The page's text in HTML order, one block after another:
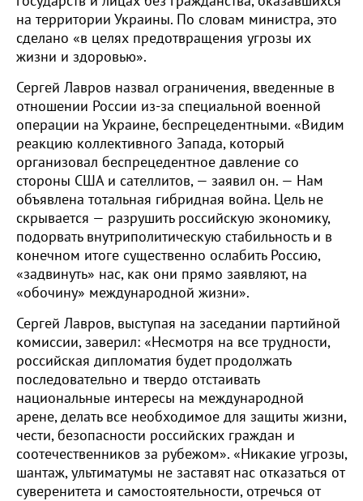
на территории Украины. По словам министра, это
сделано «в целях предотвращения угрозы их
жизни и здоровью».
Сергей Лавров назвал ограничения, введенные в
отношении России из-за специальной военной
операции на Украине, беспрецедентными. «Видим
реакцию коллективного Запада, который
организовал беспрецедентное давление со
стороны США и сателлитов, — заявил он. — Нам
объявлена тотальная гибридная война. Цель не
скрывается — разрушить российскую экономику,
подорвать внутриполитическую стабильность и в
конечном итоге существенно ослабить Россию,
«задвинуть» нас, как они прямо заявляют, на
«обочину» международной жизни».
Сергей Лавров, выступая на заседании партийной
комиссии, заверил: «Несмотря на все трудности,
российская дипломатия будет продолжать
последовательно и твердо отстаивать
национальные интересы на международной
арене, делать все необходимое для защиты жизни,
чести, безопасности российских граждан и
соотечественников за рубежом». «Никакие угрозы,
шантаж, ультиматумы не заставят нас отказаться от
суверенитета и самостоятельности, отречься от